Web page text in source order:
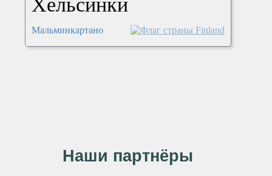
Мальминкартано
Наши партнёры